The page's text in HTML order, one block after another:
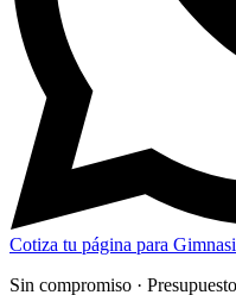
Cotiza tu página para
Sin compromiso ·